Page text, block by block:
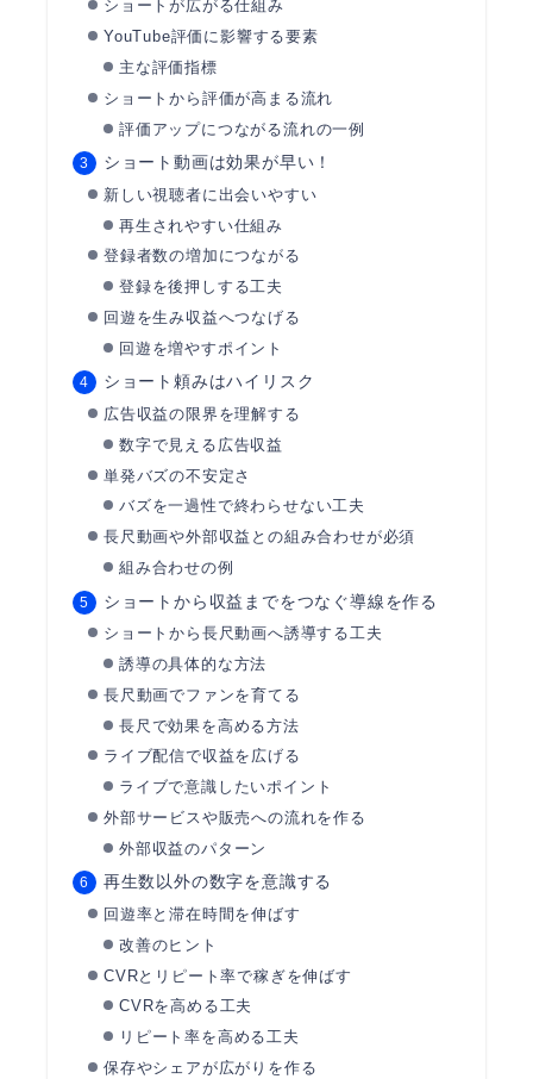
ショートが広がる仕組み
YouTube評価に影響する要素
主な評価指標
ショートから評価が高まる流れ
評価アップにつながる流れの一例
ショート動画は効果が早い！
新しい視聴者に出会いやすい
再生されやすい仕組み
登録者数の増加につながる
登録を後押しする工夫
回遊を生み収益へつなげる
回遊を増やすポイント
ショート頼みはハイリスク
広告収益の限界を理解する
数字で見える広告収益
単発バズの不安定さ
バズを一過性で終わらせない工夫
長尺動画や外部収益との組み合わせが必須
組み合わせの例
ショートから収益までをつなぐ導線を作る
ショートから長尺動画へ誘導する工夫
誘導の具体的な方法
長尺動画でファンを育てる
長尺で効果を高める方法
ライブ配信で収益を広げる
ライブで意識したいポイント
外部サービスや販売への流れを作る
外部収益のパターン
再生数以外の数字を意識する
回遊率と滞在時間を伸ばす
改善のヒント
CVRとリピート率で稼ぎを伸ばす
CVRを高める工夫
リピート率を高める工夫
保存やシェアが広がりを作る